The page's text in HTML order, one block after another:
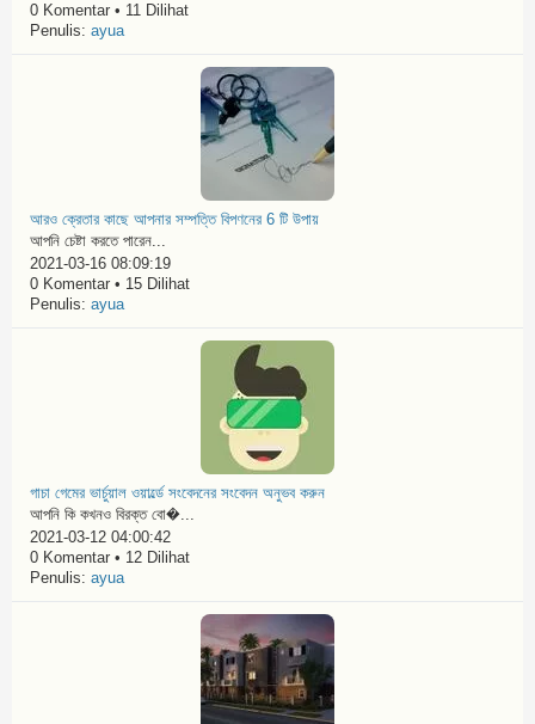
0 Komentar • 11 Dilihat
Penulis: ayua
আরও ক্রেতার কাছে আপনার সম্পত্তি বিপণনের 6 টি উপায়
আপনি চেষ্টা করতে পারেন...
2021-03-16 08:09:19
0 Komentar • 15 Dilihat
Penulis: ayua
গাচা গেমের ভার্চুয়াল ওয়ার্ল্ডে সংবেদনের সংবেদন অনুভব করুন
আপনি কি কখনও বিরক্ত বো�...
2021-03-12 04:00:42
0 Komentar • 12 Dilihat
Penulis: ayua